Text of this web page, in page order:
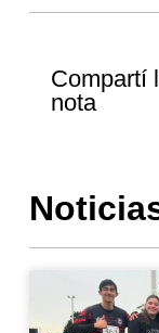
Compartí
nota